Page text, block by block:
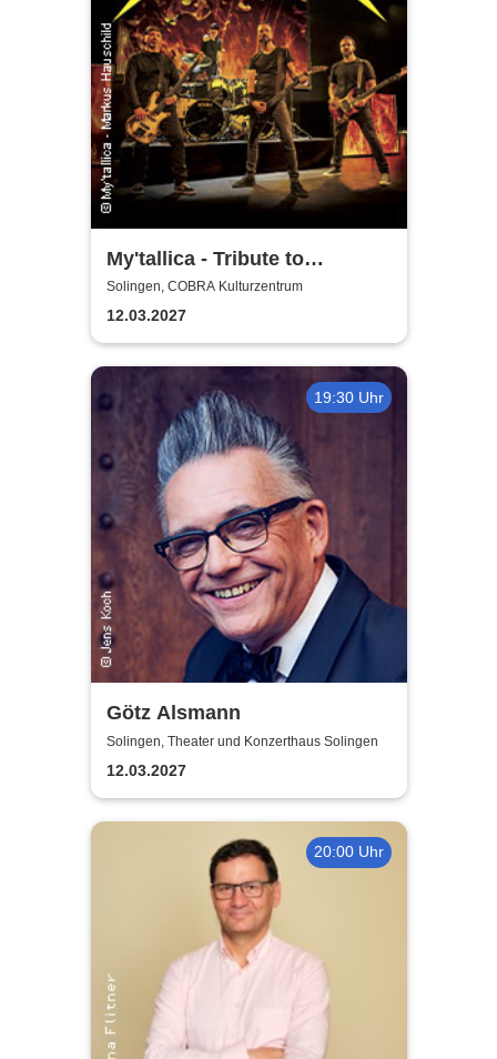
My'tallica - Tribute to
Metallica
Solingen, COBRA Kulturzentrum
12.03.2027
19:30 Uhr
Götz Alsmann
Solingen, Theater und Konzerthaus Solingen
12.03.2027
20:00 Uhr